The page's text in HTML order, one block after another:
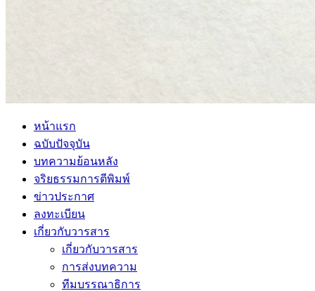
หน้าแรก
ฉบับปัจจุบัน
บทความย้อนหลัง
จริยธรรมการตีพิมพ์
ข่าวประกาศ
ลงทะเบียน
เกี่ยวกับวารสาร
เกี่ยวกับวารสาร
การส่งบทความ
ทีมบรรณาธิการ